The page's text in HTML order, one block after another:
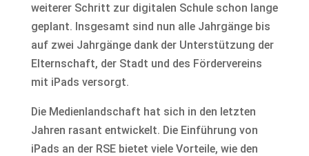
weiterer Schritt zur digitalen Schule schon lange
geplant. Insgesamt sind nun alle Jahrgänge bis
auf zwei Jahrgänge dank der Unterstützung der
Elternschaft, der Stadt und des Fördervereins
mit iPads versorgt.
Die Medienlandschaft hat sich in den letzten
Jahren rasant entwickelt. Die Einführung von
iPads an der RSE bietet viele Vorteile, wie den